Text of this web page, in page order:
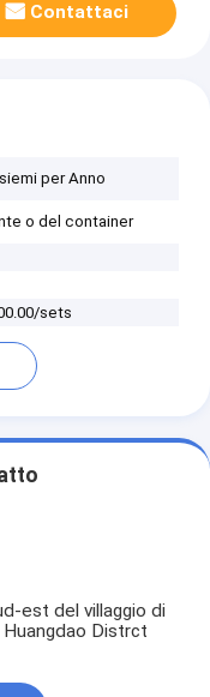
Contattaci
per Anno
o del container
sets
est del villaggio di
Huangdao Distrct